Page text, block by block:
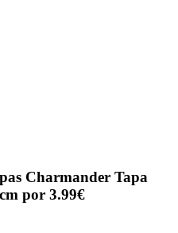
Charmander Tapa
por 3.99€